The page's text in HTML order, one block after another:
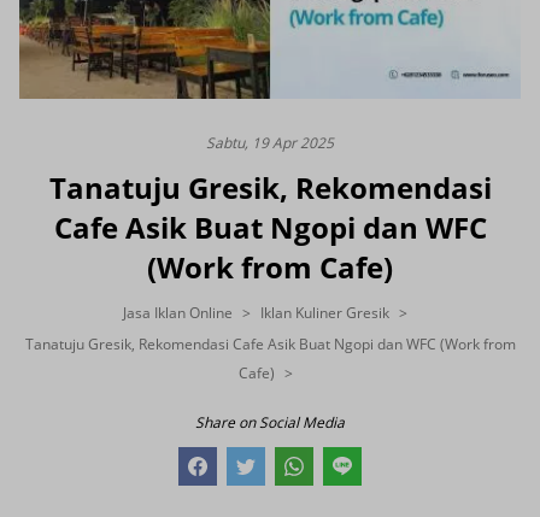
Sabtu, 19 Apr 2025
Tanatuju Gresik, Rekomendasi
Cafe Asik Buat Ngopi dan WFC
(Work from Cafe)
Jasa Iklan Online
Iklan Kuliner Gresik
Tanatuju Gresik, Rekomendasi Cafe Asik Buat Ngopi dan WFC (Work from
Cafe)
Share on Social Media